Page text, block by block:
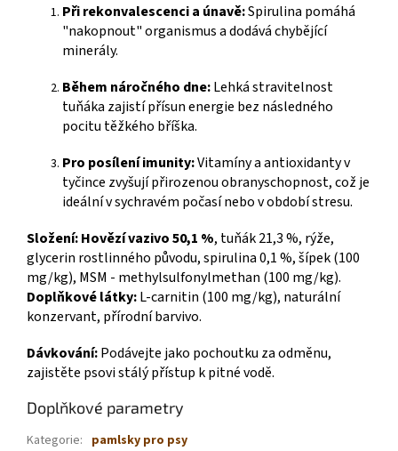
Při rekonvalescenci a únavě:Spirulina pomáhá
"nakopnout" organismus a dodává chybějící
minerály.
Během náročného dne:Lehká stravitelnost
tuňáka zajistí přísun energie bez následného
pocitu těžkého bříška.
Pro posílení imunity:Vitamíny a antioxidanty v
tyčince zvyšují přirozenou obranyschopnost, což je
ideální v sychravém počasí nebo v období stresu.
Složení:Hovězí vazivo 50,1 %, tuňák 21,3 %, rýže,
glycerin rostlinného původu, spirulina 0,1 %, šípek (100
mg/kg), MSM - methylsulfonylmethan (100 mg/kg).
Doplňkové látky:L-carnitin (100 mg/kg), naturální
konzervant, přírodní barvivo.
Dávkování:Podávejte jako pochoutku za odměnu,
zajistěte psovi stálý přístup k pitné vodě.
Doplňkové parametry
Kategorie: pamlsky pro psy